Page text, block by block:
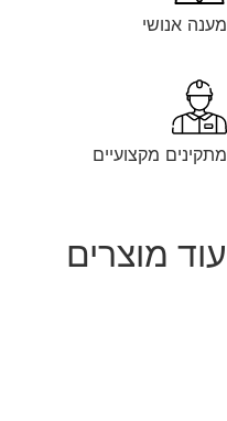
אנושי
מקצועיים
מוצרים